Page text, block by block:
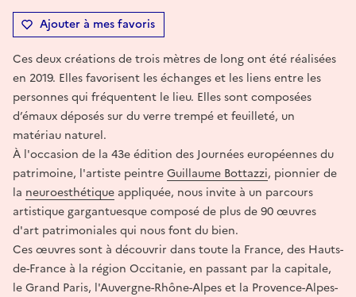
Ajouter à mes favoris
Ces deux créations de trois mètres de long ont été réalisées
en 2019. Elles favorisent les échanges et les liens entre les
personnes qui fréquentent le lieu. Elles sont composées
d’émaux déposés sur du verre trempé et feuilleté, un
matériau naturel.
À l'occasion de la 43e édition des Journées européennes du
patrimoine, l'artiste peintreGuillaume Bottazzi, pionnier de
la neuroesthétique appliquée, nous invite à un parcours
artistique gargantuesque composé de plus de 90 œuvres
d'art patrimoniales qui nous font du bien.
Ces œuvres sont à découvrir dans toute la France, des Hauts-
de-France à la région Occitanie, en passant par la capitale,
le Grand Paris, l'Auvergne-Rhône-Alpes et la Provence-Alpes-